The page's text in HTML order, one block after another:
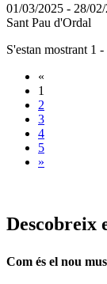
01/03/2025 - 28/
Sant Pau d'Ordal
S'estan mostrant 1
«
1
2
3
4
5
»
Descobreix
Com és el nou